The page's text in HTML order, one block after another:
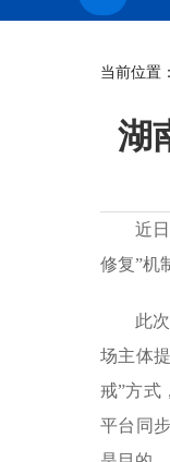
当前位置：
湖
近
修复”机
此
场主体
戒”方式
平台同